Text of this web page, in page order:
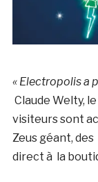
« Electropolis a
Claude Welty,
visiteurs sont
Zeus géant,
direct à la